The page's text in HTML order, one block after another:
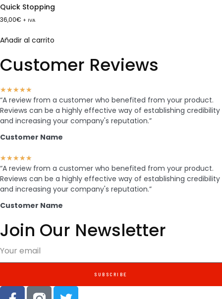
Quick Stopping
36,00€ + IVA
Añadir al carrito
Customer Reviews
★★★★★
“A review from a customer who benefited from your product.
Reviews can be a highly effective way of establishing credibility
and increasing your company's reputation.”
Customer Name
★★★★★
“A review from a customer who benefited from your product.
Reviews can be a highly effective way of establishing credibility
and increasing your company's reputation.”
Customer Name
Join Our Newsletter
SUBSCRIBE